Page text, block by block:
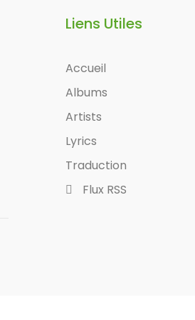
Liens Utiles
Accueil
Albums
Artists
Lyrics
Traduction
Flux RSS